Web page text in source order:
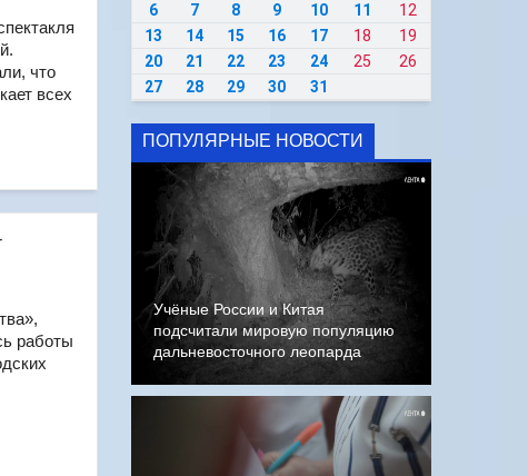
что
всех
работы
6
7 8 9 10 11
12
13
14 15 16 17 18
19
20
21 22 23 24 25
26
27
28 29 30 31
ПОПУЛЯРНЫЕ НОВОСТИ
Учёные России и Китая
подсчитали мировую популяцию
дальневосточного леопарда